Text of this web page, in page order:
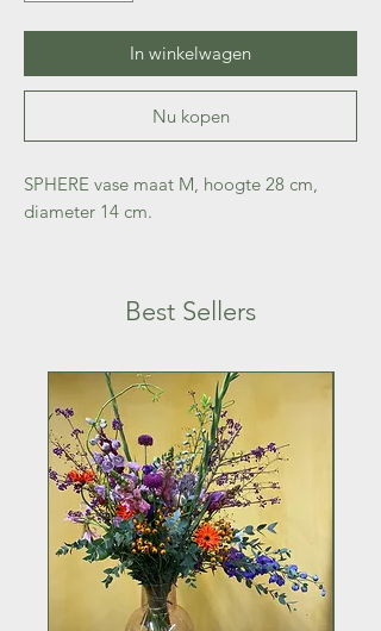
In winkelwagen
Nu kopen
SPHERE vase maat M, hoogte 28 cm,
diameter 14 cm.
Best Sellers